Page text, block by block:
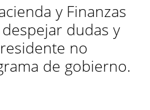
y Finanzas
dudas y
no
de gobierno.